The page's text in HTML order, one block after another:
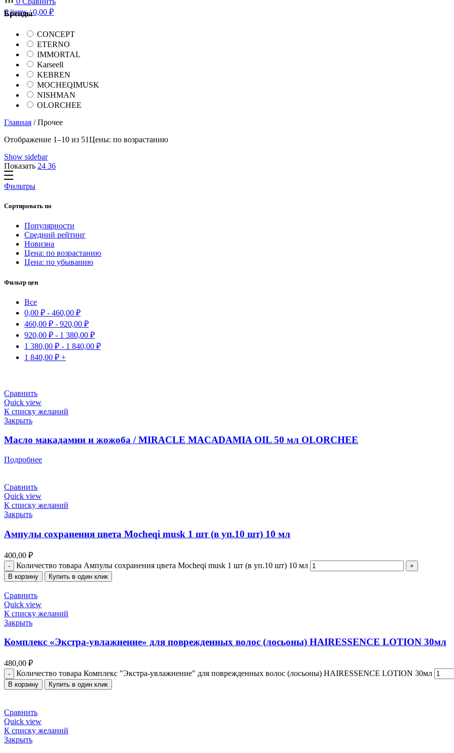
0items / 0,00 ₽
Бренды
CONCEPT
ETERNO
IMMORTAL
Karseell
KEBREN
MOCHEQIMUSK
NISHMAN
OLORCHEE
Главная /Прочее
Отображение 1–10 из 51Цены: по возрастанию
Show sidebar
Показать 24 36
Фильтры
Сортировать по
Популярности
Средний рейтинг
Новизна
Цена: по возрастанию
Цена: по убыванию
Фильтр цен
Все
0,00 ₽ - 460,00 ₽
460,00 ₽ - 920,00 ₽
920,00 ₽ - 1 380,00 ₽
1 380,00 ₽ - 1 840,00 ₽
1 840,00 ₽ +
Сравнить
Quick view
К списку желаний
Закрыть
Масло макадамии и жожоба / MIRACLE MACADAMIA OIL 50 мл OLORCHEE
Подробнее
Сравнить
Quick view
К списку желаний
Закрыть
Ампулы сохранения цвета Mocheqi musk 1 шт (в уп.10 шт) 10 мл
400,00 ₽
Количество товара Ампулы сохранения цвета Mocheqi musk 1 шт (в уп.10 шт) 10 мл
В корзину Купить в один клик
Сравнить
Quick view
К списку желаний
Закрыть
Комплекс «Экстра-увлажнение» для поврежденных волос (лосьоны) HAIRESSENCE LOTION 30мл
480,00 ₽
Количество товара Комплекс "Экстра-увлажнение" для поврежденных волос (лосьоны) HAIRESSENCE LOTION 30мл
В корзину Купить в один клик
Сравнить
Quick view
К списку желаний
Закрыть